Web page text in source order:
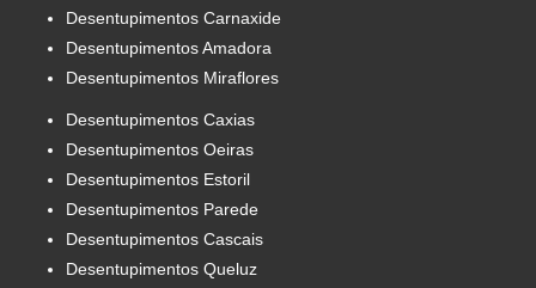
Desentupimentos Carnaxide
Desentupimentos Amadora
Desentupimentos Miraflores
Desentupimentos Caxias
Desentupimentos Oeiras
Desentupimentos Estoril
Desentupimentos Parede
Desentupimentos Cascais
Desentupimentos Queluz